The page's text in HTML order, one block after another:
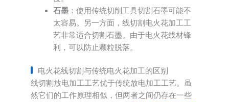
石墨：使用传统切削工具切割石墨可能不
太容易。另一方面，线切割电火花加工工
艺非常适合切割石墨。由于电火花线材锋
利，可以防止颗粒脱落。
电火花线切割与传统电火花加工的区别
线切割放电加工工艺优于传统放电加工工艺。虽
然它们的工作原理相似，但两者之间仍存在一些